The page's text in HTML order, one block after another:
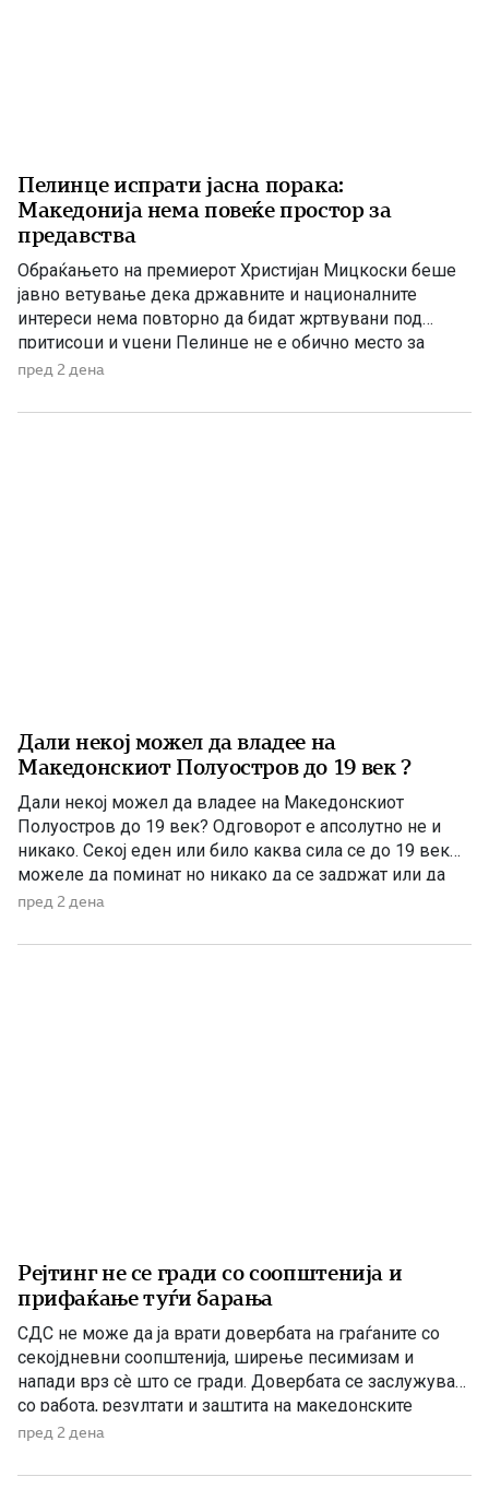
Пелинце испрати јасна порака:
Македонија нема повеќе простор за
предавства
Обраќањето на премиерот Христијан Мицкоски беше
јавно ветување дека државните и националните
интереси нема повторно да бидат жртвувани под
притисоци и уцени Пелинце не е обично место за
политички говори. Таму секој збор има поголема
државотворната мисла на македонскиот народ. Затоа
пред 2 дена
Дали некој можел да владее на
Македонскиот Полуостров до 19 век ?
Дали некој можел да владее на Македонскиот
Полуостров до 19 век? Одговорот е апсолутно не и
никако. Секој еден или било каква сила се до 19 век
можеле да поминат но никако да се задржат или да
управуваат поради неколку причини – планинската
климата и непознавање на населени места се […]
пред 2 дена
Рејтинг не се гради со соопштенија и
прифаќање туѓи барања
СДС не може да ја врати довербата на граѓаните со
секојдневни соопштенија, ширење песимизам и
напади врз сè што се гради. Довербата се заслужува
со работа, резултати и заштита на македонските
национални и државни интереси. По седумгодишното
впечаток дека е сериозна опозиција. Но, граѓаните
пред 2 дена